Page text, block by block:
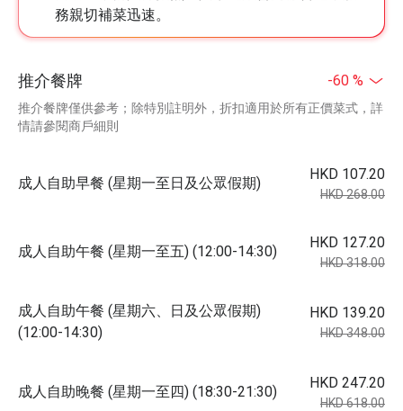
務親切補菜迅速。
推介餐牌 -60 %
推介餐牌僅供參考；除特別註明外，折扣適用於所有正價菜式，詳
情請參閱商戶細則
成人自助早餐 (星期一至日及公眾假期)
HKD 107.20
HKD 268.00
成人自助午餐 (星期一至五) (12:00-14:30)
HKD 127.20
HKD 318.00
成人自助午餐 (星期六、日及公眾假期)
(12:00-14:30)
HKD 139.20
HKD 348.00
成人自助晚餐 (星期一至四) (18:30-21:30)
HKD 247.20
HKD 618.00